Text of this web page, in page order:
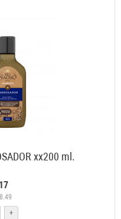
xx200 ml.
+